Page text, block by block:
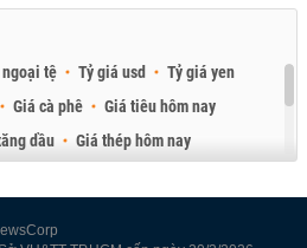
tệ Tỷ giá usd
Tỷ giá yen
Giá cà phê
Giá tiêu hôm nay
dầu
Giá thép hôm nay